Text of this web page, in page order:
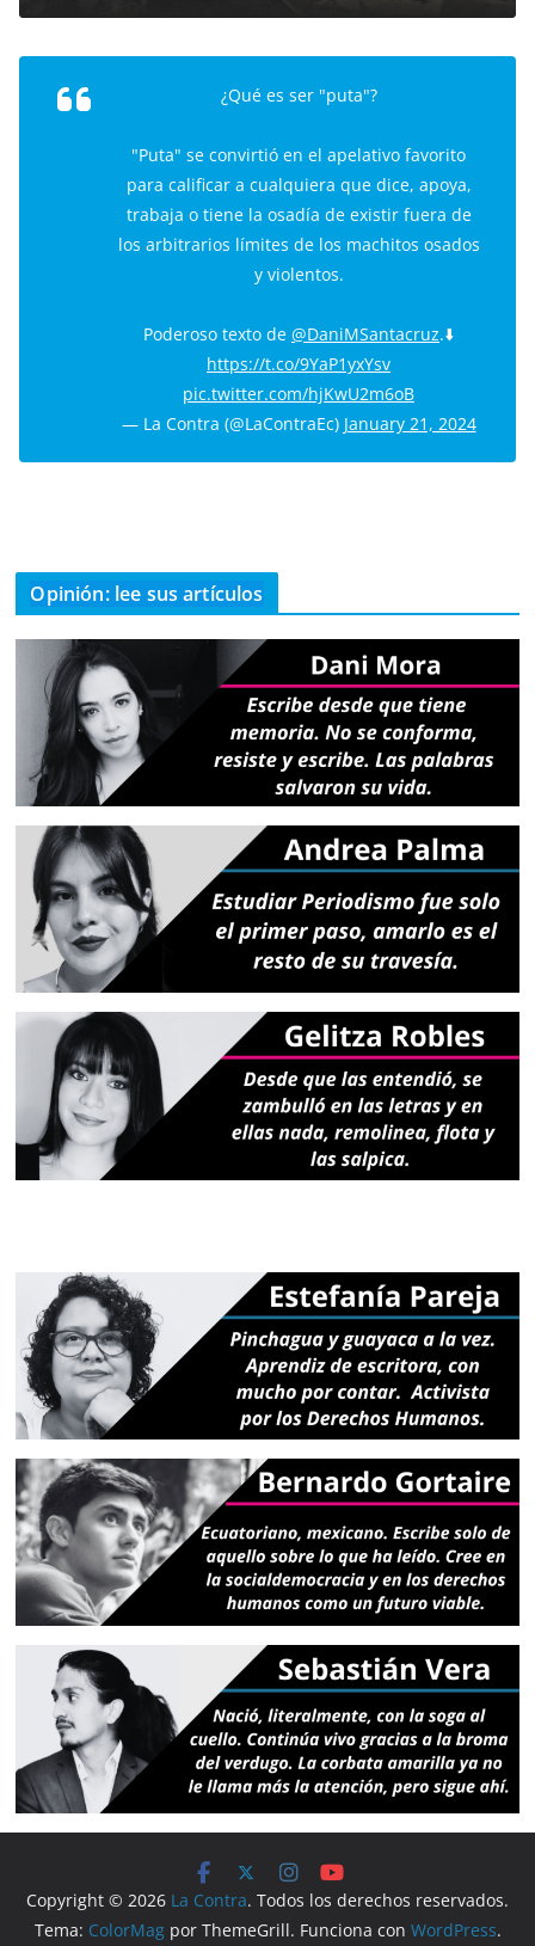
¿Qué es ser "puta"?
"Puta" se convirtió en el apelativo favorito
para calificar a cualquiera que dice, apoya,
trabaja o tiene la osadía de existir fuera de
los arbitrarios límites de los machitos osados
y violentos.
Poderoso texto de @DaniMSantacruz.⬇️
https://t.co/9YaP1yxYsv
pic.twitter.com/hjKwU2m6oB
— La Contra (@LaContraEc) January 21, 2024
Opinión: lee sus artículos
Copyright © 2026 La Contra. Todos los derechos reservados.
Tema: ColorMagpor ThemeGrill. Funciona con WordPress.